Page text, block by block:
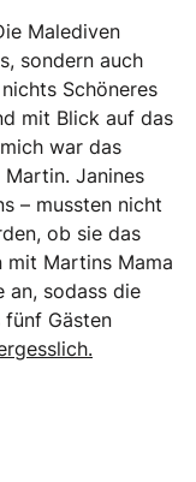
Malediven
sondern auch
Schöneres
mit Blick auf das
war das
Janines
– mussten nicht
ob sie das
mit Martins Mama
an, sodass die
Gästen